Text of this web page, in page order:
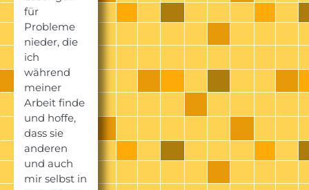
für
Probleme
nieder, die
ich
während
meiner
Arbeit finde
und hoffe,
dass sie
anderen
und auch
mir selbst in